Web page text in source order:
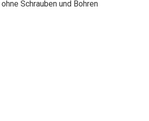
Schrauben und Bohren